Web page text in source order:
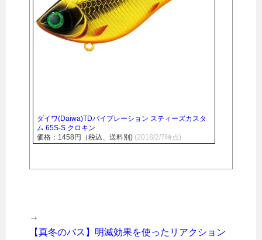
ダイワ(Daiwa)TDバイブレーション スティーズカスタ
ム 65S-S クロキン
価格：1458円（税込、送料別) (2018/2/7時点)
→
【真冬のバス】明滅効果を使ったリアクション